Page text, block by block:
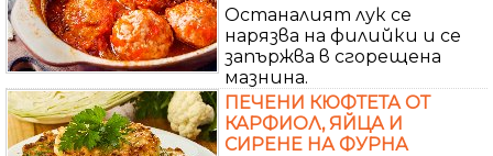
Останалият лук се
нарязва на филийки и се
запържва в сгорещена
мазнина.
ПЕЧЕНИ КЮФТЕТА ОТ
КАРФИОЛ, ЯЙЦА И
СИРЕНЕ НА ФУРНА